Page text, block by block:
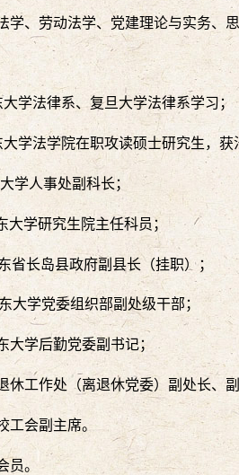
学、劳动法学、党建理论与实务、
学法律系、复旦大学法律系学习；
学法学院在职攻读硕士研究生，获
学人事处副科长；
学研究生院主任科员；
长岛县政府副县长（挂职）；
学党委组织部副处级干部；
学后勤党委副书记；
休工作处（离退休党委）副处长、
工会副主席。
。